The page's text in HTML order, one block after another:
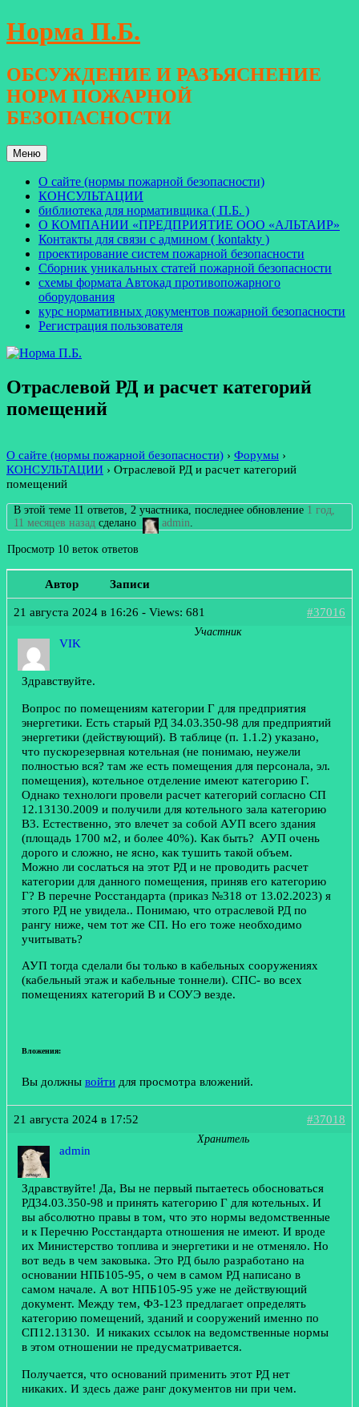
Перейти
к
Норма П.Б.
ОБСУЖДЕНИЕ И РАЗЪЯСНЕНИЕ
НОРМ ПОЖАРНОЙ
БЕЗОПАСНОСТИ
Меню
О сайте (нормы пожарной безопасности)
КОНСУЛЬТАЦИИ
библиотека для нормативщика ( П.Б. )
О КОМПАНИИ «ПРЕДПРИЯТИЕ ООО «АЛЬТАИР»
Контакты для связи с админом ( kontakty )
проектирование систем пожарной безопасности
Сборник уникальных статей пожарной безопасности
схемы формата Автокад противопожарного
оборудования
курс нормативных документов пожарной безопасности
Регистрация пользователя
Отраслевой РД и расчет категорий
помещений
О сайте (нормы пожарной безопасности) › Форумы ›
КОНСУЛЬТАЦИИ › Отраслевой РД и расчет категорий
помещений
В этой теме 11 ответов, 2 участника, последнее обновление 1 год,
11 месяцев назад сделано admin
Просмотр 10 веток ответов
Автор Записи
21 августа 2024 в 16:26 - Views: 681 #37016
VIK
Участник
Здравствуйте.
Вопрос по помещениям категории Г для предприятия
энергетики. Есть старый РД 34.03.350-98 для предприятий
энергетики (действующий). В таблице (п. 1.1.2) указано,
что пускорезервная котельная (не понимаю, неужели
полностью вся? там же есть помещения для персонала, эл.
помещения), котельное отделение имеют категорию Г.
Однако технологи провели расчет категорий согласно СП
12.13130.2009 и получили для котельного зала категорию
В3. Естественно, это влечет за собой АУП всего здания
(площадь 1700 м2, и более 40%). Как быть? АУП очень
дорого и сложно, не ясно, как тушить такой объем.
Можно ли сослаться на этот РД и не проводить расчет
категории для данного помещения, приняв его категорию
Г? В перечне Росстандарта (приказ №318 от 13.02.2023) я
этого РД не увидела.. Понимаю, что отраслевой РД по
рангу ниже, чем тот же СП. Но его тоже необходимо
учитывать?
АУП тогда сделали бы только в кабельных сооружениях
(кабельный этаж и кабельные тоннели). СПС- во всех
помещениях категорий В и СОУЭ везде.
Вложения:
Вы должны войти для просмотра вложений.
21 августа 2024 в 17:52 #37018
admin
Хранитель
Здравствуйте! Да, Вы не первый пытаетесь обосноваться
РД34.03.350-98 и принять категорию Г для котельных. И
вы абсолютно правы в том, что это нормы ведомственные
и к Перечню Росстандарта отношения не имеют. И вроде
их Министерство топлива и энергетики и не отменяло. Но
вот ведь в чем заковыка. Это РД было разработано на
основании НПБ105-95, о чем в самом РД написано в
самом начале. А вот НПБ105-95 уже не действующий
документ. Между тем, ФЗ-123 предлагает определять
категорию помещений, зданий и сооружений именно по
СП12.13130. И никаких ссылок на ведомственные нормы
в этом отношении не предусматривается.
Получается, что оснований применить этот РД нет
никаких. И здесь даже ранг документов ни при чем.